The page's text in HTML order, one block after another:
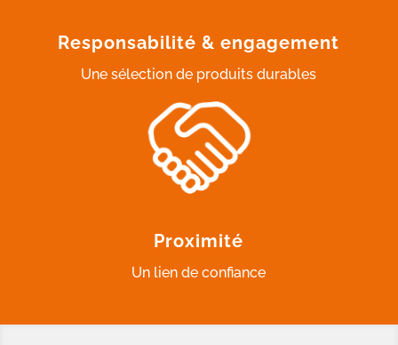
Responsabilité & engagement
Une sélection de produits durables
Proximité
Un lien de confiance